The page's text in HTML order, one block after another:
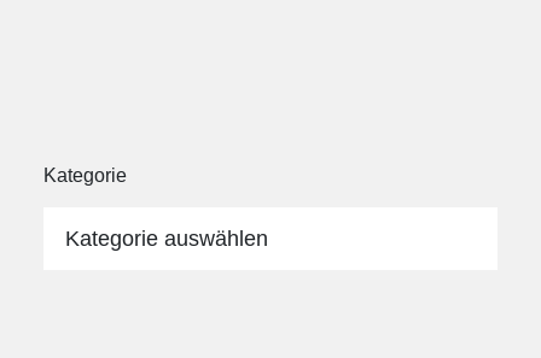
Kategorie
Kategorie auswählen